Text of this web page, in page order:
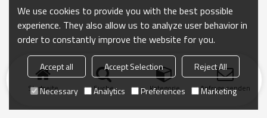
Startseite Suche Kategorie Anfrage senden
We use cookies to provide you with the best possible
experience. They also allow us to analyze user behavior in
order to constantly improve the website for you.
Accept all Accept Selection
Reject All
Necessary
Analytics Preferences Marketing